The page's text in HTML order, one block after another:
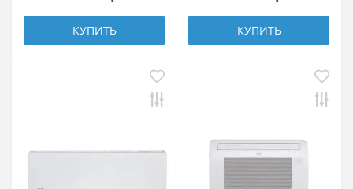
КУПИТЬ КУПИТЬ